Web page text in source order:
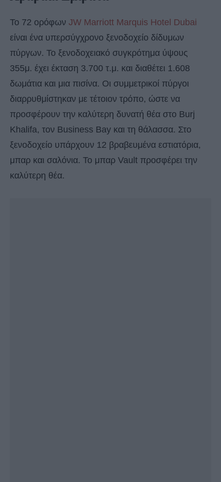
Το 72 ορόφων JW Marriott Marquis Hotel Dubai
είναι ένα υπερσύγχρονο ξενοδοχείο δίδυμων
πύργων. Το ξενοδοχειακό συγκρότημα ύψους
355μ. έχει έκταση 3.700 τ.μ. και διαθέτει 1.608
δωμάτια και μια πισίνα. Οι συμμετρικοί πύργοι
διαρρυθμίστηκαν με τέτοιον τρόπο, ώστε να
προσφέρουν την καλύτερη δυνατή θέα στο Burj
Khalifa, τον Business Bay και τη θάλασσα. Στο
ξενοδοχείο υπάρχουν 12 βραβευμένα εστιατόρια,
μπαρ και σαλόνια. Το μπαρ Vault προσφέρει την
καλύτερη θέα.